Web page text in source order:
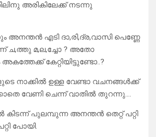
അരികിലേക്ക് നടന്നു
അനന്തൻ എടി ദാ,രി,ദ്ര,വാസി പെണ്ണേ
ച,ത്തു മ,ല,ച്ചോ ? അതോ
കേറ്റിയിട്ടുണ്ടോ..?
നാക്കിൽ ഉള്ള വേണ്ടാ വചനങ്ങൾക്ക്
വേണി ചെന്ന് വാതിൽ തുറന്നു….
കിടന്ന് പുലമ്പുന്ന അനന്തൻ തെറ്റ് പറ്റി
പോയി.